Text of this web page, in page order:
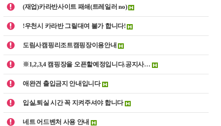
(재업)카라반사이트 패쇄(트레일러 no)
!우천시 카라반 그릴대여 불가 합니다!
도림사캠핑리조트캠핑장이용안내
※1,2,3,4 캠핑장을 오픈할예정입니다.공지사…
애완견 출입금지 안내입니다
입실,퇴실 시간 꼭 지켜주셔야 합니다
네트 어드벤처 사용 안내